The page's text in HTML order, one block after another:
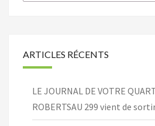
ARTICLES RÉCENTS
LE JOURNAL DE VOTRE
ROBERTSAU 299 vient de